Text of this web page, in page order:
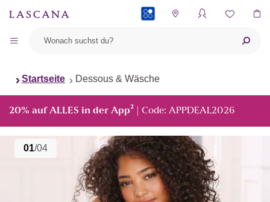
Startseite Dessous & Wäsche
20% auf ALLES in der App² | Code: APPDEAL2026
01/04